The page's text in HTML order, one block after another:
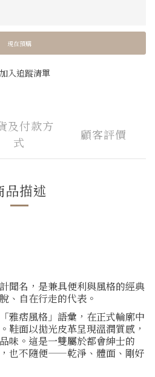
現在預購
加入追蹤清單
及付款方
式
顧客評價
品描述
聞名，是兼具便利與風格的經典
、自在行走的代表。
雅痞風格」語彙，在正式輪廓中
鞋面以拋光皮革呈現溫潤質感，
味。這是一雙屬於都會紳士的
，也不隨便——乾淨、體面、剛好